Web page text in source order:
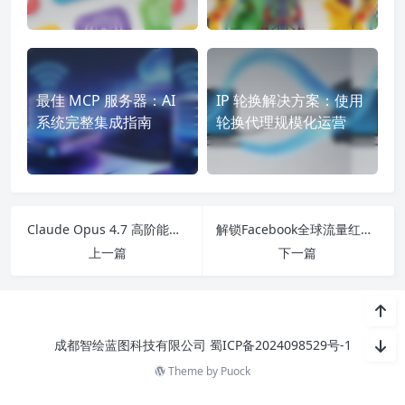
最佳 MCP 服务器：AI
系统完整集成指南
IP 轮换解决方案：使用
轮换代理规模化运营
Claude Opus 4.7 高阶能力拆解，如何为企业业务降本增效
上一篇
解锁Facebook全球流量红利，企业跨境出海的全场景落地
下一篇
成都智绘蓝图科技有限公司 蜀ICP备2024098529号-1
Theme by Puock